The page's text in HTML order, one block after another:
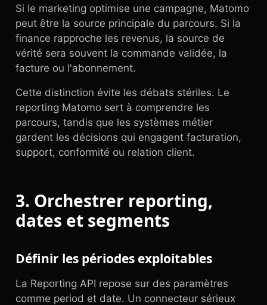
Si le marketing optimise une campagne, Matomo
peut être la source principale du parcours. Si la
finance rapproche les revenus, la source de
vérité sera souvent la commande validée, la
facture ou l'abonnement.
Cette distinction évite les débats stériles. Le
reporting Matomo sert à comprendre les
parcours, tandis que les systèmes métier
gardent les décisions qui engagent facturation,
support, conformité ou relation client.
3. Orchestrer reporting,
dates et segments
Définir les périodes exploitables
La Reporting API repose sur des paramètres
comme period et date. Un connecteur sérieux